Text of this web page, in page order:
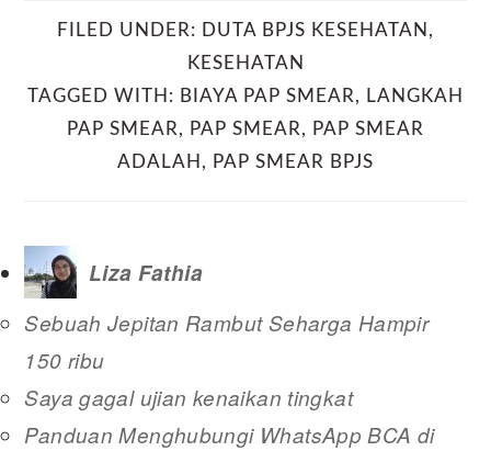
FILED UNDER: DUTA BPJS KESEHATAN ,
KESEHATAN
TAGGED WITH: BIAYA PAP SMEAR, LANGKAH
PAP SMEAR, PAP SMEAR, PAP SMEAR
ADALAH , PAP SMEAR BPJS
Liza Fathia
Sebuah Jepitan Rambut Seharga Hampir
150 ribu
Saya gagal ujian kenaikan tingkat
Panduan Menghubungi WhatsApp BCA di